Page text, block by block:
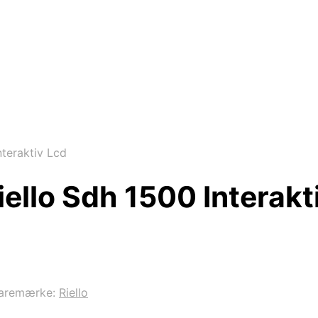
Lcd
Sdh 1500
Riello